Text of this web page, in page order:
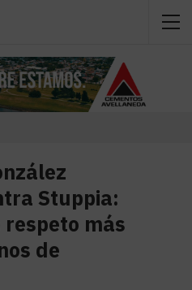
Stuppia:
más
de